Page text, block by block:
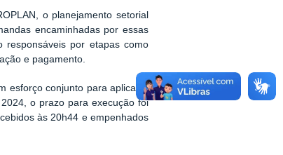
o planejamento setorial
encaminhadas por essas
responsáveis por etapas como
e pagamento.
esforço conjunto para aplicar a
o prazo para execução foi
às 20h44 e empenhados